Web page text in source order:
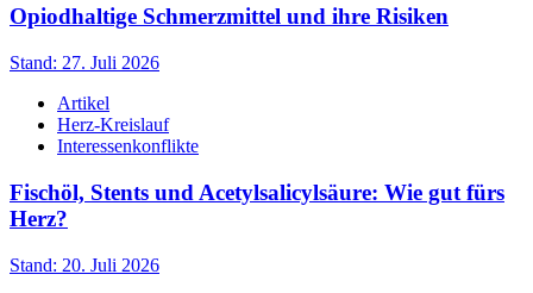
Opiodhaltige Schmerzmittel und ihre Risiken
Stand: 27. Juli 2026
Artikel
Herz-Kreislauf
Interessenkonflikte
Fischöl, Stents und Acetylsalicylsäure: Wie gut fürs
Herz?
Stand: 20. Juli 2026